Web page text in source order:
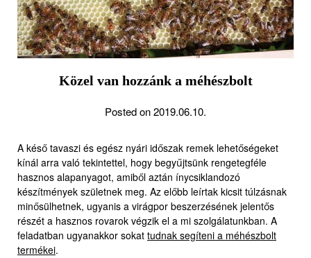
Közel van hozzánk a méhészbolt
Posted on 2019.06.10.
A késő tavaszi és egész nyári időszak remek lehetőségeket
kínál arra való tekintettel, hogy begyűjtsünk rengetegféle
hasznos alapanyagot, amiből aztán ínycsiklandozó
készítmények születnek meg. Az előbb leírtak kicsit túlzásnak
minősülhetnek, ugyanis a virágpor beszerzésének jelentős
részét a hasznos rovarok végzik el a mi szolgálatunkban. A
feladatban ugyanakkor sokat tudnak segíteni a méhészbolt
termékei.